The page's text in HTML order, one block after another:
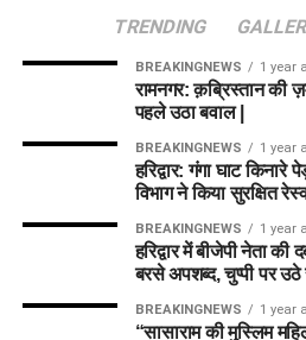
TRENDING
BREAKINGNEWS 1 year
रामनगर: क़ब्रिस्तान की
पहले उठा बवाल |
BREAKINGNEWS 1 year
हरिद्वार: गंगा घाट
विभाग ने किया सुरक्षित
BREAKINGNEWS 1 year
हरिद्वार में बीजेपी नेता
बरसे अपशब्द, चुप्पी पर
BREAKINGNEWS 1 year
“सासाराम की मुस्लिम